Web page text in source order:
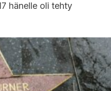
hänelle oli tehty